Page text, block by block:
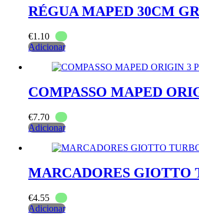
RÉGUA MAPED 30CM
€1.10
Adicionar
COMPASSO MAPED
€7.70
Adicionar
MARCADORES GIOTTO
€4.55
Adicionar